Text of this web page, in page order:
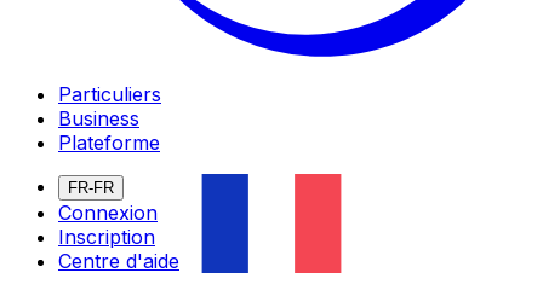
Particuliers
Business
Plateforme
FR-FR
Connexion
Inscription
Centre d'aide